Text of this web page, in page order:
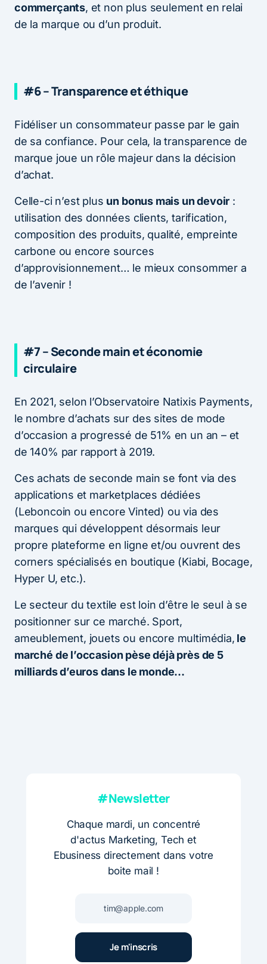
commerçants, et non plus seulement en relai
de la marque ou d’un produit.
#6 – Transparence et éthique
Fidéliser un consommateur passe par le gain
de sa confiance. Pour cela, la transparence de
marque joue un rôle majeur dans la décision
d’achat.
Celle-ci n’est plus un bonus mais un devoir :
utilisation des données clients, tarification,
composition des produits, qualité, empreinte
carbone ou encore sources
d’approvisionnement… le mieux consommer a
de l’avenir !
#7 – Seconde main et économie
circulaire
En 2021, selon l’Observatoire Natixis Payments,
le nombre d’achats sur des sites de mode
d’occasion a progressé de 51% en un an – et
de 140% par rapport à 2019.
Ces achats de seconde main se font via des
applications et marketplaces dédiées
(Leboncoin ou encore Vinted) ou via des
marques qui développent désormais leur
propre plateforme en ligne et/ou ouvrent des
corners spécialisés en boutique (Kiabi, Bocage,
Hyper U, etc.).
Le secteur du textile est loin d’être le seul à se
positionner sur ce marché. Sport,
ameublement, jouets ou encore multimédia, le
marché de l’occasion pèse déjà près de 5
milliards d’euros dans le monde…
#Newsletter
Chaque mardi, un concentré
d'actus Marketing, Tech et
Ebusiness directement dans votre
boite mail !